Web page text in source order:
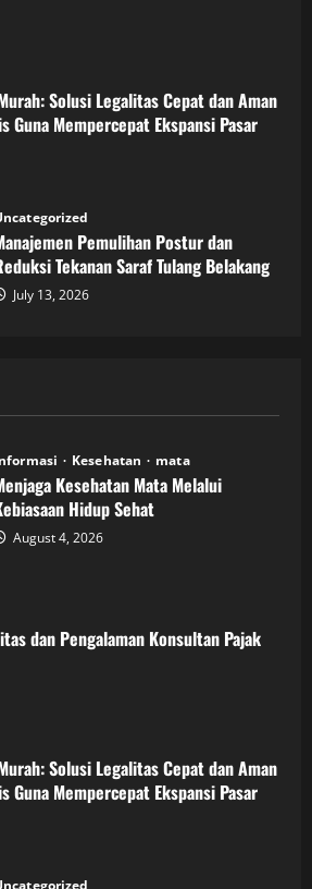
Solusi Legalitas Cepat dan Aman
Guna Mempercepat Ekspansi Pasar
Pemulihan Postur dan
Tekanan Saraf Tulang Belakang
July 13, 2026
Kesehatan mata
Kesehatan Mata Melalui
Hidup Sehat
August 4, 2026
dan Pengalaman Konsultan Pajak
Solusi Legalitas Cepat dan Aman
Guna Mempercepat Ekspansi Pasar